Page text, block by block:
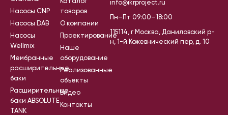
Насосы CNP
Насосы DAB
Насосы
Wellmix
Мембранные
расширительные
баки
Расширительные
баки ABSOLUTE
TANK
товаров
О компании
Проектирование
Наше
оборудование
Реализованные
объекты
Видео
Контакты
info@ikrproject.ru
Пн–Пт 09:00–18:00
115114, г Москва, Даниловский р-
н, 1-й Кожевнический пер, д. 10